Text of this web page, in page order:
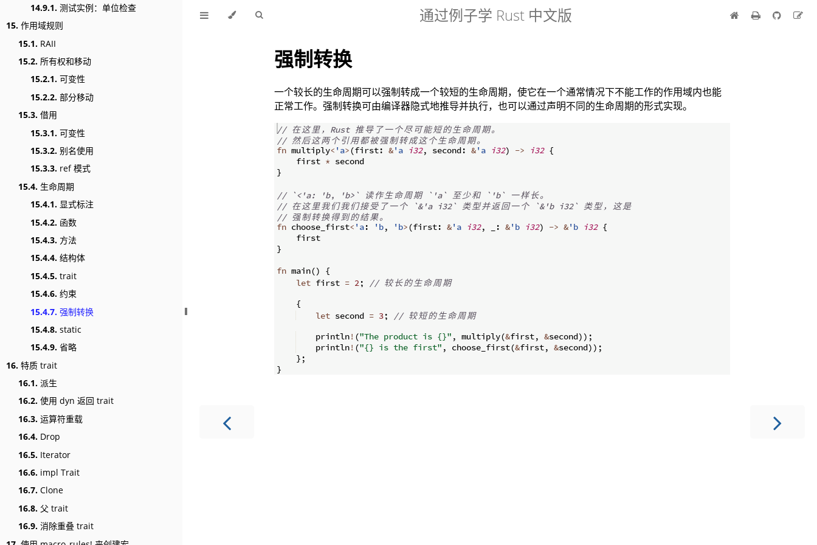
14.9.1. 测试实例：单位检查
15. 作用域规则
15.1. RAII
15.2. 所有权和移动
15.2.1. 可变性
15.2.2. 部分移动
15.3. 借用
15.3.1. 可变性
15.3.2. 别名使用
15.3.3. ref 模式
15.4. 生命周期
15.4.1. 显式标注
15.4.2. 函数
15.4.3. 方法
15.4.4. 结构体
15.4.5. trait
15.4.6. 约束
15.4.7. 强制转换
15.4.8. static
15.4.9. 省略
16. 特质 trait
16.1. 派生
16.2. 使用 dyn 返回 trait
16.3. 运算符重载
16.4. Drop
16.5. Iterator
16.6. impl Trait
16.7. Clone
16.8. 父 trait
16.9. 消除重叠 trait
通过例子学 Rust 中文版
强制转换
一个较长的生命周期可以强制转成一个较短的生命周期，使它在一个通常情况下不能工作的作用域内也能
正常工作。强制转换可由编译器隐式地推导并执行，也可以通过声明不同的生命周期的形式实现。
// 在这里 ， Rust 推导 了 一 个尽 可能短的生 命周期。
// 然后这两 个 引用都被 强制转成这 个生 命周期。
fn multiply< 'a>(first: &'a i32, second: &'a i32) -> i32 {
    first
* second
}
// `<'a: 'b, 'b>` 读 作生 命周期 `'a` 至 少和 `'b` 一样 长。
// 在这里我 们我 们接 受 了 一 个 `&'a i32` 类型 并返回 一 个 `&'b i32` 类型 ， 这是
// 强制转换得到的结果。
fn choose_first< 'a: 'b, 'b>(first: &'a i32, : &'b i32) -> &'b i32 {
    first
}
fn main()
{
let first = 2; // 较 长的生 命周期
{
let second = 3; // 较短的生 命周期
    println
! ("The product is {}" , multiply(&first, &second)) ;
    println
! ("{} is the first" , choose_first(&first, &second)) ;
} ;
}